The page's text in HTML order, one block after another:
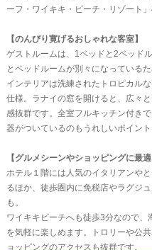
ーフ・ワイキキ・ビーチ・リゾート
【のんびり寛げるおしゃれな客室】
ゲストルームは、1ベッドと2ベッド
とベッドルームが別々になっている
インテリアは洗練されたトロピカル
仕様。ラナイの窓を開けると、広々
感抜群です。全室フルキッチン付き
器がついているのもうれしいポイント
【グルメシーンやショッピングに最適
ホテル１階には人気のイタリアンや
るほか、徒歩圏内に免税店やラグジ
も。
ワイキキビーチへも徒歩3分なので
を気軽に楽しめます。トロリーや公
ョッピングのアクセスも抜群です。